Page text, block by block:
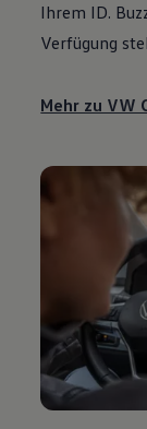
Ihrem ID.
Verfügung
Mehr zu VW